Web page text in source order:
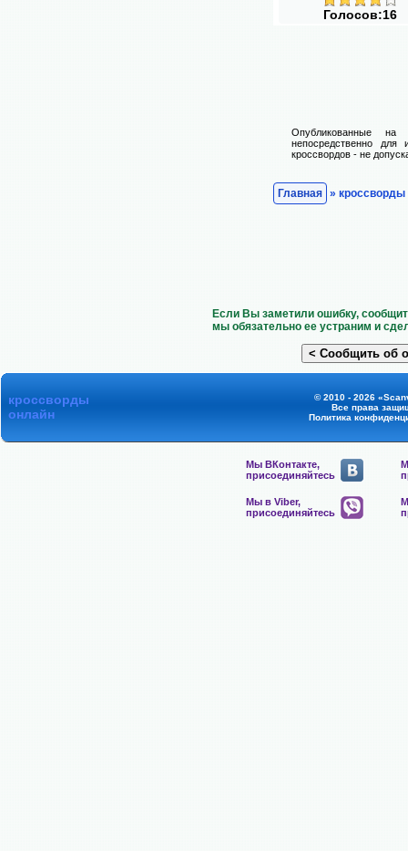
Голосов:16
Опубликованные на
непосредственно для
кроссвордов - не
Главная » кроссворды
Если Вы заметили ошибку,
мы обязательно ее устраним и
кроссворды
онлайн
© 2010 - 2026
Все права
Политика
Мы ВКонтакте,
присоединяйтесь
Мы в Viber,
присоединяйтесь